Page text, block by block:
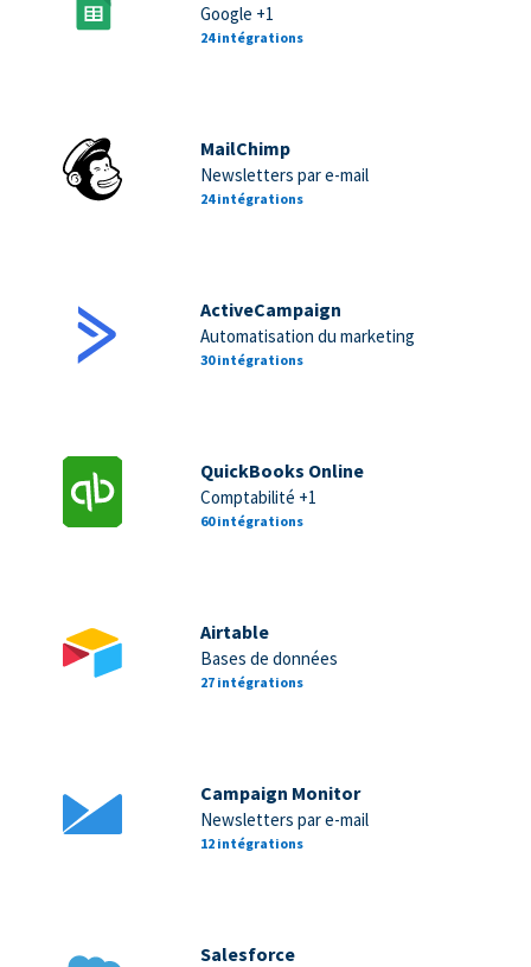
Google +1
24 intégrations
MailChimp
Newsletters par e-mail
24 intégrations
ActiveCampaign
Automatisation du marketing
30 intégrations
QuickBooks Online
Comptabilité +1
60 intégrations
Airtable
Bases de données
27 intégrations
Campaign Monitor
Newsletters par e-mail
12 intégrations
Salesforce